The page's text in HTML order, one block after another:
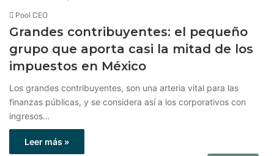
Pool CEO
Grandes contribuyentes: el pequeño
grupo que aporta casi la mitad de los
impuestos en México
Los grandes contribuyentes, son una arteria vital para las
finanzas públicas, y se considera así a los corporativos con
ingresos…
Leer más »